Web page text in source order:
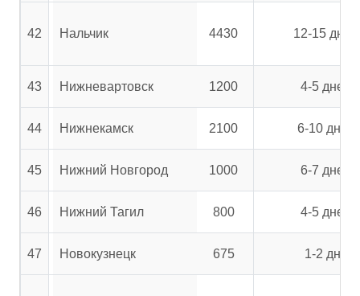
42 Нальчик 4430 12-15 дней
43 Нижневартовск 1200 4-5 дней
44 Нижнекамск 2100 6-10 дней
45 Нижний Новгород 1000 6-7 дней
46 Нижний Тагил 800 4-5 дней
47 Новокузнецк 675 1-2 дня